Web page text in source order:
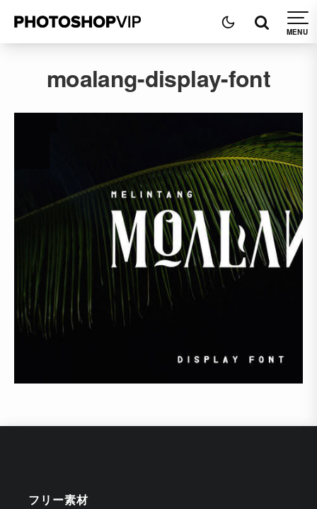
moalang-display-font
フリー素材